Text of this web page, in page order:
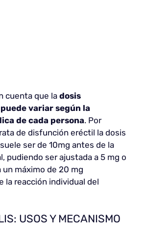
cuenta que la dosis
variar según la
de cada persona. Por
de disfunción eréctil la dosis
ser de 10mg antes de la
pudiendo ser ajustada a 5 mg o
máximo de 20 mg
la reacción individual del
USOS Y MECANISMO